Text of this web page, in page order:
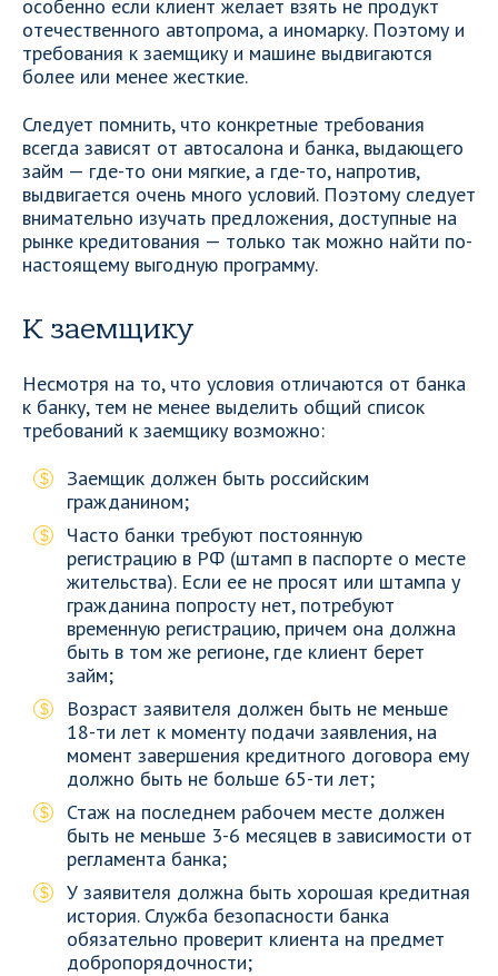
особенно если клиент желает взять не продукт
отечественного автопрома, а иномарку. Поэтому и
требования к заемщику и машине выдвигаются
более или менее жесткие.
Следует помнить, что конкретные требования
всегда зависят от автосалона и банка, выдающего
займ — где-то они мягкие, а где-то, напротив,
выдвигается очень много условий. Поэтому следует
внимательно изучать предложения, доступные на
рынке кредитования — только так можно найти по-
настоящему выгодную программу.
К заемщику
Несмотря на то, что условия отличаются от банка
к банку, тем не менее выделить общий список
требований к заемщику возможно:
Заемщик должен быть российским
гражданином;
Часто банки требуют постоянную
регистрацию в РФ (штамп в паспорте о месте
жительства). Если ее не просят или штампа у
гражданина попросту нет, потребуют
временную регистрацию, причем она должна
быть в том же регионе, где клиент берет
займ;
Возраст заявителя должен быть не меньше
18-ти лет к моменту подачи заявления, на
момент завершения кредитного договора ему
должно быть не больше 65-ти лет;
Стаж на последнем рабочем месте должен
быть не меньше 3-6 месяцев в зависимости от
регламента банка;
У заявителя должна быть хорошая кредитная
история. Служба безопасности банка
обязательно проверит клиента на предмет
добропорядочности;